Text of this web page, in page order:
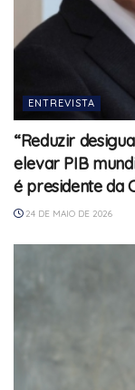
ENTREVISTA
“Reduzir
elevar PIB
é presidente da
24 DE MAIO DE 2026